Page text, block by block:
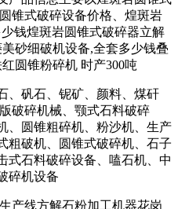
锥式破碎设备价格、煌斑岩
钱煌斑岩圆锥式破碎器立解
砂细破机设备,全套多少钱叠
圆锥粉碎机 时产300吨
、矾石、铌矿、颜料、煤矸
破碎机械、颚式石料破碎
、圆锥粗碎机、粉沙机、生产
粗破机、圆锥式破碎机、石子
式石料破碎设备、嗑石机、中
碎机设备
产线方解石粉加工机器花岗